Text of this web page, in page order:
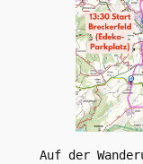
Auf der